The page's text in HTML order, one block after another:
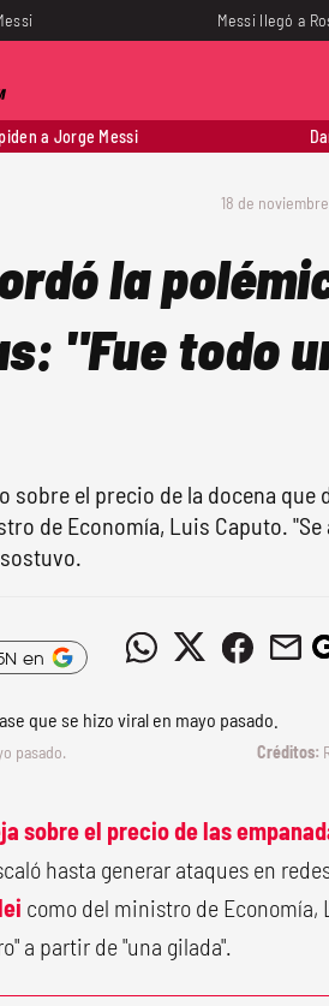
Messi llegó a
a Jorge Messi
18 de
la
"Fue todo
el precio de la docena que
de Economía, Luis Caputo. "Se
en
pasado.
sobre el precio de las
hasta generar ataques en
como del ministro de Economía,
a partir de "una gilada".